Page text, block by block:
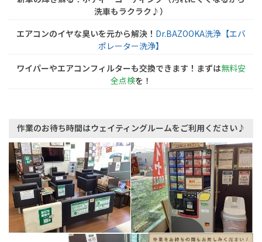
洗車もラクラク♪）
エアコンのイヤな臭いを元から解決！ Dr.BAZOOKA洗浄【エバ
ポレーター洗浄】
ワイパーやエアコンフィルターも交換できます！まずは無料安
全点検を！
作業のお待ち時間はウェイティングルームをご利用ください♪